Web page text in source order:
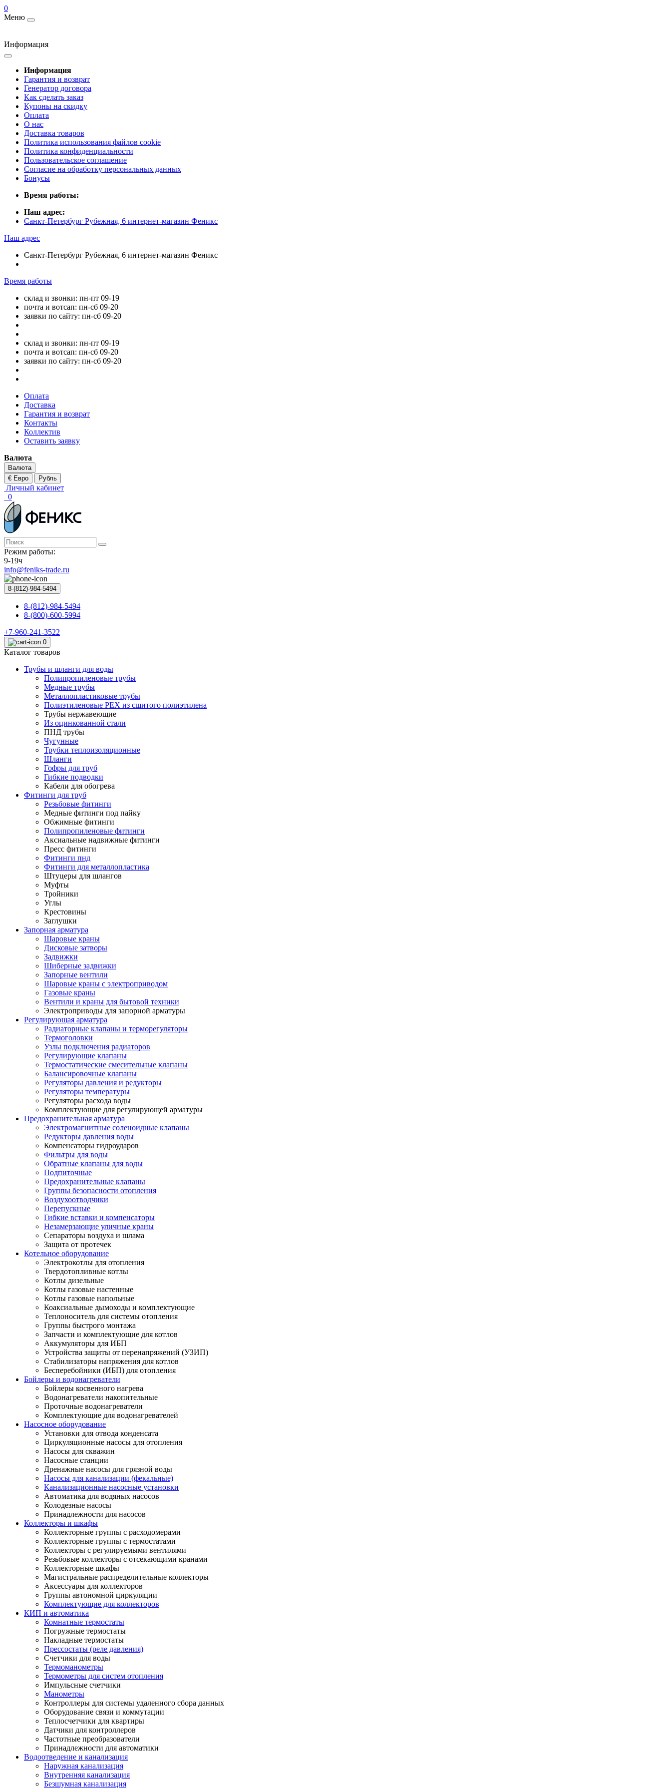
0
Меню
Информация
Информация
Гарантия и возврат
Генератор договора
Как сделать заказ
Купоны на скидку
Оплата
О нас
Доставка товаров
Политика использования файлов cookie
Политика конфиденциальности
Пользовательское соглашение
Согласие на обработку персональных данных
Бонусы
Время работы:
Наш адрес:
Санкт-Петербург Рубежная, 6 интернет-магазин Феникс
Наш адрес
Санкт-Петербург Рубежная, 6 интернет-магазин Феникс
Время работы
склад и звонки: пн-пт 09-19
почта и вотсап: пн-сб 09-20
заявки по сайту: пн-сб 09-20
склад и звонки: пн-пт 09-19
почта и вотсап: пн-сб 09-20
заявки по сайту: пн-сб 09-20
Оплата
Доставка
Гарантия и возврат
Контакты
Коллектив
Оставить заявку
Валюта
Валюта
€ Евро
Рубль
Личный кабинет
0
Режим работы:
9-19ч
info@feniks-trade.ru
8-(812)-984-5494
8-(812)-984-5494
8-(800)-600-5994
+7-960-241-3522
0
Каталог товаров
Трубы и шланги для воды
Полипропиленовые трубы
Медные трубы
Металлопластиковые трубы
Полиэтиленовые PEX из сшитого полиэтилена
Трубы нержавеющие
Из оцинкованной стали
ПНД трубы
Чугунные
Трубки теплоизоляционные
Шланги
Гофры для труб
Гибкие подводки
Кабели для обогрева
Фитинги для труб
Резьбовые фитинги
Медные фитинги под пайку
Обжимные фитинги
Полипропиленовые фитинги
Аксиальные надвижные фитинги
Пресс фитинги
Фитинги пнд
Фитинги для металлопластика
Штуцеры для шлангов
Муфты
Тройники
Углы
Крестовины
Заглушки
Запорная арматура
Шаровые краны
Дисковые затворы
Задвижки
Шиберные задвижки
Запорные вентили
Шаровые краны с электроприводом
Газовые краны
Вентили и краны для бытовой техники
Электроприводы для запорной арматуры
Регулирующая арматура
Радиаторные клапаны и терморегуляторы
Термоголовки
Узлы подключения радиаторов
Регулирующие клапаны
Термостатические смесительные клапаны
Балансировочные клапаны
Регуляторы давления и редукторы
Регуляторы температуры
Регуляторы расхода воды
Комплектующие для регулирующей арматуры
Предохранительная арматура
Электромагнитные соленоидные клапаны
Редукторы давления воды
Компенсаторы гидроударов
Фильтры для воды
Обратные клапаны для воды
Подпиточные
Предохранительные клапаны
Группы безопасности отопления
Воздухоотводчики
Перепускные
Гибкие вставки и компенсаторы
Незамерзающие уличные краны
Сепараторы воздуха и шлама
Защита от протечек
Котельное оборудование
Электрокотлы для отопления
Твердотопливные котлы
Котлы дизельные
Котлы газовые настенные
Котлы газовые напольные
Коаксиальные дымоходы и комплектующие
Теплоноситель для системы отопления
Группы быстрого монтажа
Запчасти и комплектующие для котлов
Аккумуляторы для ИБП
Устройства защиты от перенапряжений (УЗИП)
Стабилизаторы напряжения для котлов
Бесперебойники (ИБП) для отопления
Бойлеры и водонагреватели
Бойлеры косвенного нагрева
Водонагреватели накопительные
Проточные водонагреватели
Комплектующие для водонагревателей
Насосное оборудование
Установки для отвода конденсата
Циркуляционные насосы для отопления
Насосы для скважин
Насосные станции
Дренажные насосы для грязной воды
Насосы для канализации (фекальные)
Канализационные насосные установки
Автоматика для водяных насосов
Колодезные насосы
Принадлежности для насосов
Коллекторы и шкафы
Коллекторные группы с расходомерами
Коллекторные группы с термостатами
Коллекторы с регулируемыми вентилями
Резьбовые коллекторы с отсекающими кранами
Коллекторные шкафы
Магистральные распределительные коллекторы
Аксессуары для коллекторов
Группы автономной циркуляции
Комплектующие для коллекторов
КИП и автоматика
Комнатные термостаты
Погружные термостаты
Накладные термостаты
Прессостаты (реле давления)
Счетчики для воды
Термоманометры
Термометры для систем отопления
Импульсные счетчики
Манометры
Контроллеры для системы удаленного сбора данных
Оборудование связи и коммутации
Теплосчетчики для квартиры
Датчики для контроллеров
Частотные преобразователи
Принадлежности для автоматики
Водоотведение и канализация
Наружная канализация
Внутренняя канализация
Безшумная канализация